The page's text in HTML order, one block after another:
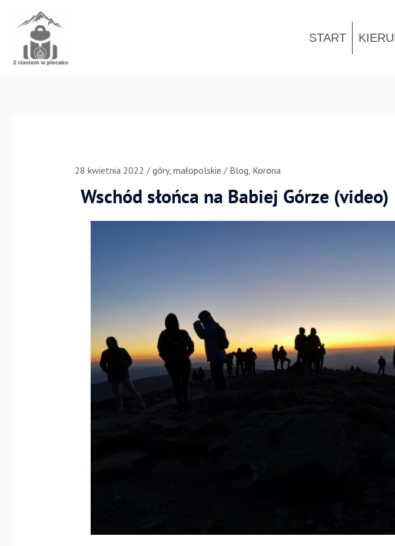
START
28 kwietnia 2022 / góry, małopolskie / Blog, Korona
Wschód słońca na Babiej Górze (video)